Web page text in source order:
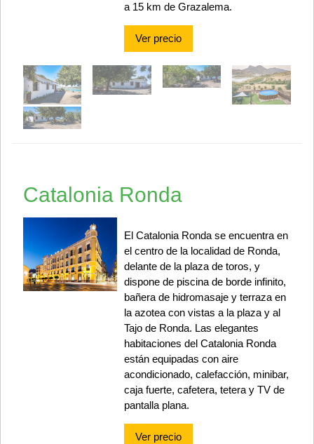
a 15 km de Grazalema.
Ver precio
Catalonia Ronda
El Catalonia Ronda se encuentra en
el centro de la localidad de Ronda,
delante de la plaza de toros, y
dispone de piscina de borde infinito,
bañera de hidromasaje y terraza en
la azotea con vistas a la plaza y al
Tajo de Ronda. Las elegantes
habitaciones del Catalonia Ronda
están equipadas con aire
acondicionado, calefacción, minibar,
caja fuerte, cafetera, tetera y TV de
pantalla plana.
Ver precio